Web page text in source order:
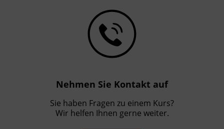
Nehmen Sie Kontakt auf
Sie haben Fragen zu einem Kurs?
Wir helfen Ihnen gerne weiter.